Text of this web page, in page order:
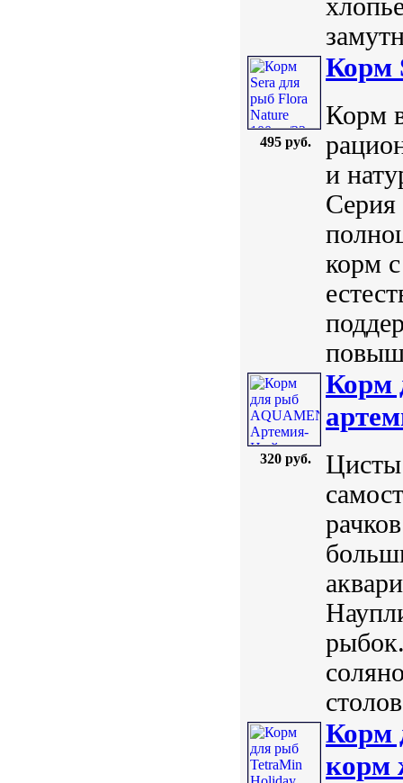
495 руб.
Корм
Корм
и
Серия
корм
320 руб.
Корм
Корм
корм